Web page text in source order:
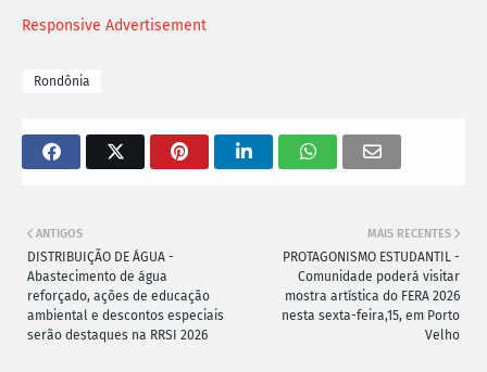
Responsive Advertisement
Rondônia
MAIS RECENTES
PROTAGONISMO ESTUDANTIL -
Comunidade poderá visitar
mostra artística do FERA 2026
nesta sexta-feira,15, em Porto
Velho
ANTIGOS
DISTRIBUIÇÃO DE ÁGUA -
Abastecimento de água
reforçado, ações de educação
ambiental e descontos especiais
serão destaques na RRSI 2026